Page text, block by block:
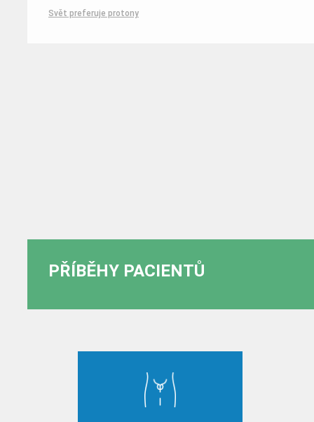
Svět preferuje protony
PŘÍBĚHY PACIENTŮ